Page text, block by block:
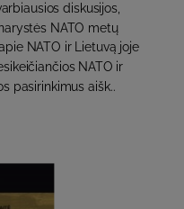
diskusijos,
NATO metų
NATO ir Lietuvą joje
NATO ir
pasirinkimus aišk..